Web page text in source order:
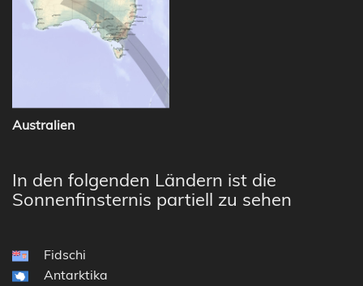
Australien
In den folgenden Ländern ist die
Sonnenfinsternis partiell zu sehen
Fidschi
Antarktika